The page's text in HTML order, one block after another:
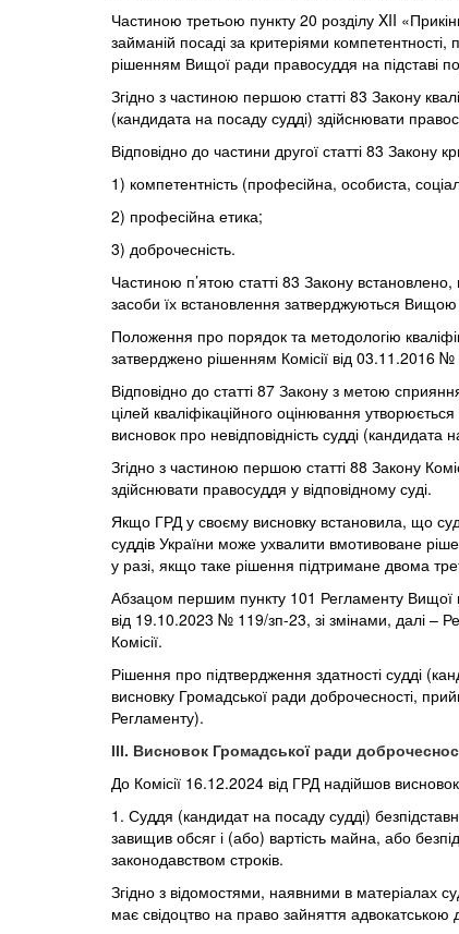
Частиною третьою пункту 20 розділу XII
займаній посаді за критеріями
рішенням Вищої ради правосуддя на підставі
Згідно з частиною першою статті 83 Закону
(кандидата на посаду судді) здійснювати
Відповідно до частини другої статті 83 Закону
1) компетентність (професійна, особиста,
2) професійна етика;
3) доброчесність.
Частиною п’ятою статті 83 Закону встановлено,
засоби їх встановлення затверджуються Вищою
Положення про порядок та методологію
затверджено рішенням Комісії від 03.11.2016
Відповідно до статті 87 Закону з метою
цілей кваліфікаційного оцінювання
висновок про невідповідність судді
Згідно з частиною першою статті 88 Закону
здійснювати правосуддя у відповідному суді.
Якщо ГРД у своєму висновку встановила, що
суддів України може ухвалити вмотивоване
у разі, якщо таке рішення підтримане двома
Абзацом першим пункту 101 Регламенту Вищої
від 19.10.2023 № 119/зп-23, зі змінами, далі –
Комісії.
Рішення про підтвердження здатності судді
висновку Громадської ради доброчесності,
Регламенту).
ІІІ. Висновок Громадської ради
До Комісії 16.12.2024 від ГРД надійшов
1. Суддя (кандидат на посаду судді)
завищив обсяг і (або) вартість майна, або
законодавством строків.
Згідно з відомостями, наявними в матеріалах
має свідоцтво на право зайняття адвокатською